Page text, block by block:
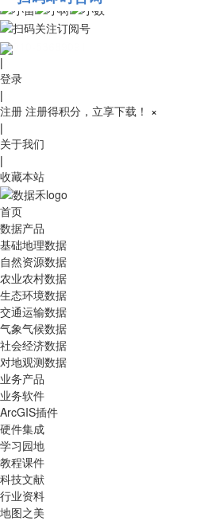
010-53689091
|
登录
|
注册 注册得积分，立享下载！ ×
|
关于我们
|
收藏本站
首页
数据产品
基础地理数据
自然资源数据
农业农村数据
生态环境数据
交通运输数据
气象气候数据
社会经济数据
对地观测数据
业务产品
业务软件
ArcGIS插件
硬件集成
学习园地
教程课件
科技文献
行业资料
地图之美